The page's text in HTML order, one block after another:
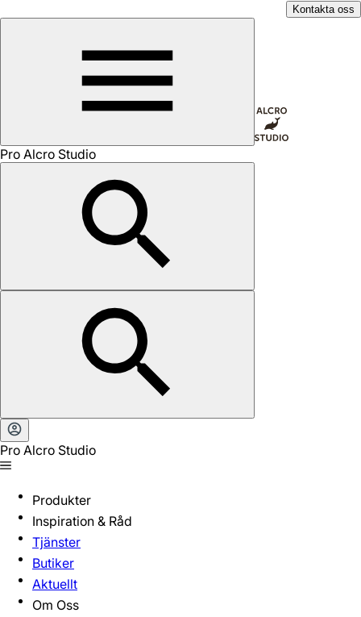
Kontakta oss
Pro Alcro Studio
Pro Alcro Studio
Produkter
Inspiration & Råd
Tjänster
Butiker
Aktuellt
Om Oss